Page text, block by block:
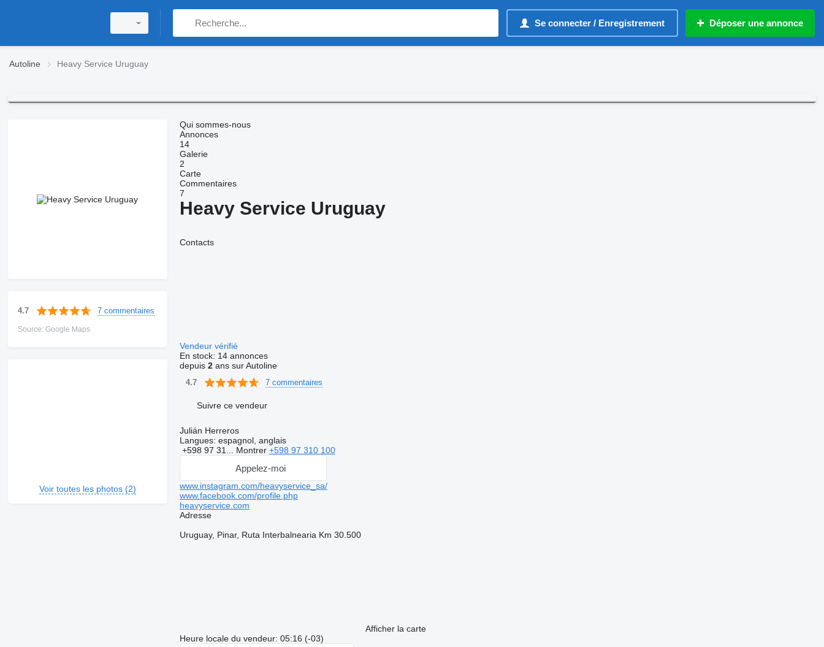
Se connecter / Enregistrement Déposer une annonce
Autoline Heavy Service Uruguay
4.7 7 commentaires
Source: Google Maps
Voir toutes les photos (2)
Qui sommes-nous
Annonces
14
Galerie
2
Carte
Commentaires
7
Heavy Service Uruguay
Contacts
Vendeur vérifié
En stock: 14 annonces
depuis 2ans sur Autoline
4.7 7 commentaires
Suivre ce vendeur
Julián Herreros
Langues: espagnol, anglais
+598 97 31... Montrer +598 97 310 100
Appelez-moi
www.instagram.com/heavyservice_sa/
www.facebook.com/profile.php
heavyservice.com
Adresse
Uruguay, Pinar, Ruta Interbalnearia Km 30.500
Afficher la carte
Heure locale du vendeur: 05:16 (-03)